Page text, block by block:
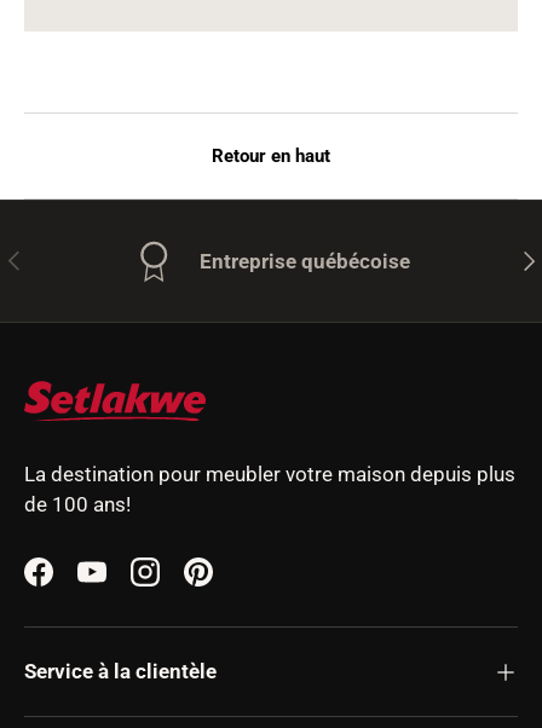
Retour en haut
Précédent Entreprise québécoise
La destination pour meubler votre maison depuis plus
de 100 ans!
FacebookYouTubeInstagramPinterest
Service à la clientèle